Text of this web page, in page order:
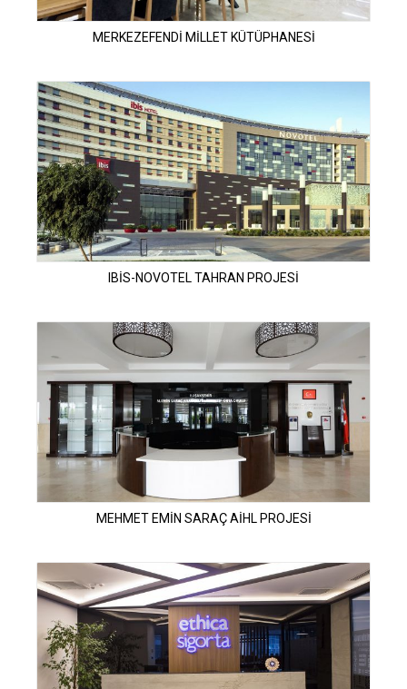
MERKEZEFENDİ MİLLET KÜTÜPHANESİ
IBİS-NOVOTEL TAHRAN PROJESİ
MEHMET EMİN SARAÇ AİHL PROJESİ